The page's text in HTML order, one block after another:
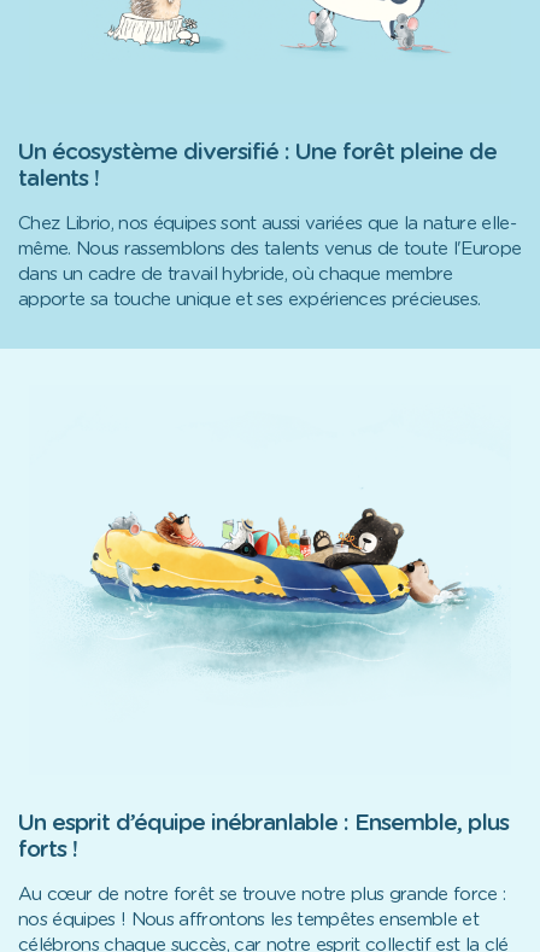
Un écosystème diversifié : Une forêt pleine de
talents !
Chez Librio, nos équipes sont aussi variées que la nature elle-
même. Nous rassemblons des talents venus de toute l'Europe
dans un cadre de travail hybride, où chaque membre
apporte sa touche unique et ses expériences précieuses.
Un esprit d’équipe inébranlable : Ensemble, plus
forts !
Au cœur de notre forêt se trouve notre plus grande force :
nos équipes ! Nous affrontons les tempêtes ensemble et
célébrons chaque succès, car notre esprit collectif est la clé